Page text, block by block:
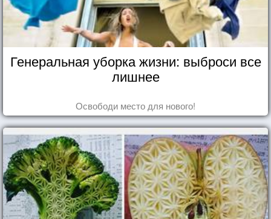
Генеральная уборка жизни: выброси все
лишнее
Освободи место для нового!